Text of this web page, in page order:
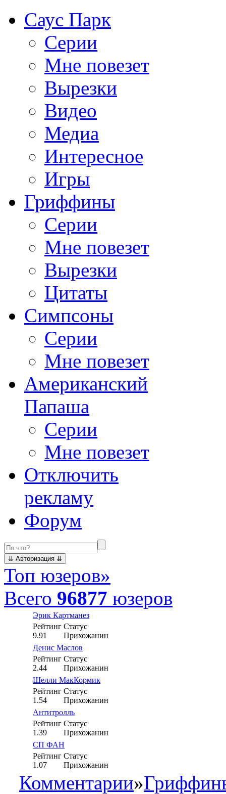
Саус Парк
Серии
Мне повезет
Вырезки
Видео
Медиа
Интересное
Игры
Гриффины
Серии
Мне повезет
Вырезки
Цитаты
Симпсоны
Серии
Мне повезет
Американский
Папаша
Серии
Мне повезет
Отключить
рекламу
Форум
Топ юзеров»
Всего 96877 юзеров
Эрик Картманез
Рейтинг
9.91
Статус
Прихожанин
Денис Маслов
Рейтинг
2.44
Статус
Прихожанин
Шелли МакКормик
Рейтинг
1.54
Статус
Прихожанин
Антитролль
Рейтинг
1.39
Статус
Прихожанин
СП ФАН
Рейтинг
1.07
Статус
Прихожанин
Комментарии»